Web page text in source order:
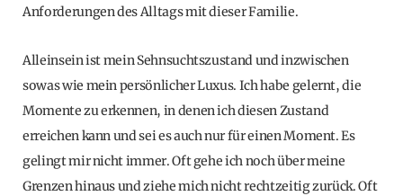
Anforderungen des Alltags mit dieser Familie.
Alleinsein ist mein Sehnsuchtszustand und inzwischen
sowas wie mein persönlicher Luxus. Ich habe gelernt, die
Momente zu erkennen, in denen ich diesen Zustand
erreichen kann und sei es auch nur für einen Moment. Es
gelingt mir nicht immer. Oft gehe ich noch über meine
Grenzen hinaus und ziehe mich nicht rechtzeitig zurück. Oft